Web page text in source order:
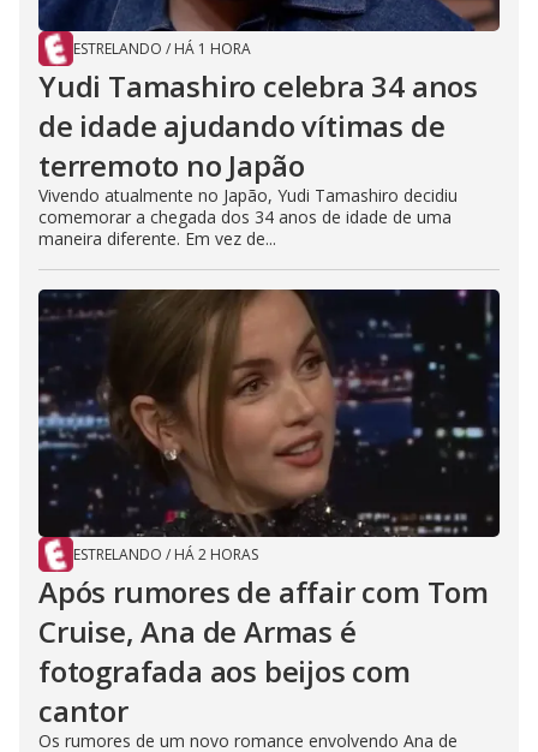
ESTRELANDO / HÁ 1 HORA
Yudi Tamashiro celebra 34 anos
de idade ajudando vítimas de
terremoto no Japão
Vivendo atualmente no Japão, Yudi Tamashiro decidiu
comemorar a chegada dos 34 anos de idade de uma
maneira diferente. Em vez de...
ESTRELANDO / HÁ 2 HORAS
Após rumores de affair com Tom
Cruise, Ana de Armas é
fotografada aos beijos com
cantor
Os rumores de um novo romance envolvendo Ana de